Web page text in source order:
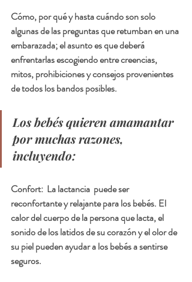
Cómo, por qué y hasta cuándo son solo
algunas de las preguntas que retumban en una
embarazada; el asunto es que deberá
enfrentarlas escogiendo entre creencias,
mitos, prohibiciones y consejos provenientes
de todos los bandos posibles.
Los bebés quieren amamantar
por muchas razones,
incluyendo:
Confort:  La lactancia  puede ser
reconfortante y relajante para los bebés. El
calor del cuerpo de la persona que lacta, el
sonido de los latidos de su corazón y el olor de
su piel pueden ayudar a los bebés a sentirse
seguros.